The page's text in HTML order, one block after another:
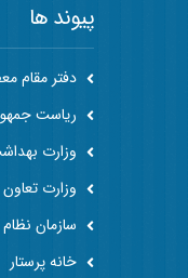
پیوند ها
دفتر مقام
ریاست
وزارت
وزارت تعاون
سازمان
خانه پرستار